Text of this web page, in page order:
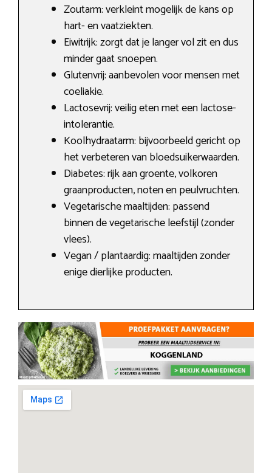
Zoutarm: verkleint mogelijk de kans op
hart- en vaatziekten.
Eiwitrijk: zorgt dat je langer vol zit en dus
minder gaat snoepen.
Glutenvrij: aanbevolen voor mensen met
coeliakie.
Lactosevrij: veilig eten met een lactose-
intolerantie.
Koolhydraatarm: bijvoorbeeld gericht op
het verbeteren van bloedsuikerwaarden.
Diabetes: rijk aan groente, volkoren
graanproducten, noten en peulvruchten.
Vegetarische maaltijden: passend
binnen de vegetarische leefstijl (zonder
vlees).
Vegan / plantaardig: maaltijden zonder
enige dierlijke producten.